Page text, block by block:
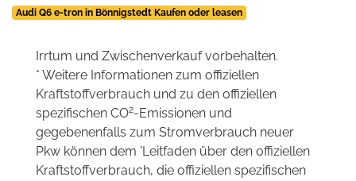
Audi Q6 e-tron in Bönnigstedt Kaufen oder leasen
Irrtum und Zwischenverkauf vorbehalten.
* Weitere Informationen zum offiziellen
Kraftstoffverbrauch und zu den offiziellen
spezifischen CO2-Emissionen und
gegebenenfalls zum Stromverbrauch neuer
Pkw können dem 'Leitfaden über den offiziellen
Kraftstoffverbrauch, die offiziellen spezifischen